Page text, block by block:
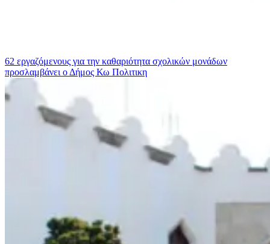
62 εργαζόμενους για την καθαριότητα σχολικών μονάδων
προσλαμβάνει ο Δήμος Κω Πολιτικη